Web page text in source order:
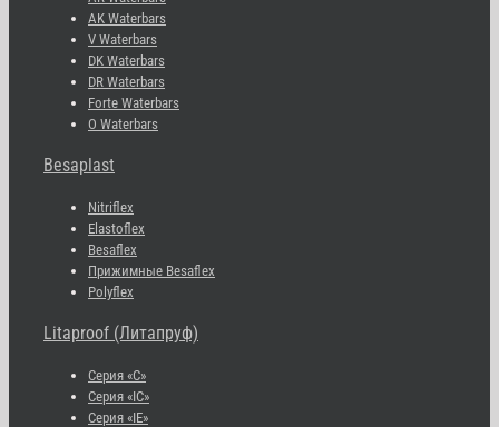
AK Waterbars
V Waterbars
DK Waterbars
DR Waterbars
Forte Waterbars
O Waterbars
Besaplast
Nitriflex
Elastoflex
Besaflex
Прижимные Besaflex
Polyflex
Litaproof (Литапруф)
Серия «С»
Серия «IC»
Серия «IE»